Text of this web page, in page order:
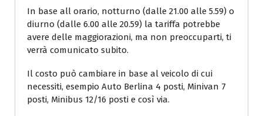
In base all orario, notturno (dalle 21.00 alle 5.59) o
diurno (dalle 6.00 alle 20.59) la tariffa potrebbe
avere delle maggiorazioni, ma non preoccuparti, ti
verrà comunicato subito.
Il costo può cambiare in base al veicolo di cui
necessiti, esempio Auto Berlina 4 posti, Minivan 7
posti, Minibus 12/16 posti e così via.